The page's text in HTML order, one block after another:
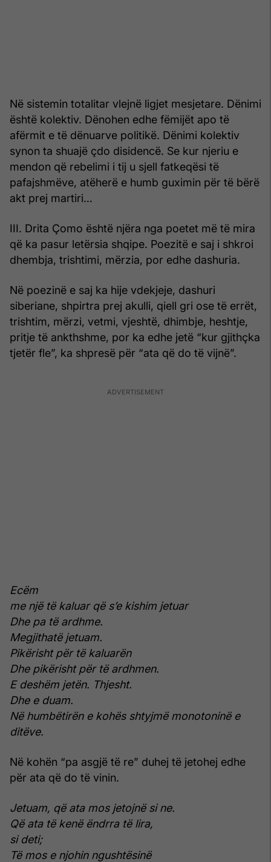
Në sistemin totalitar vlejnë ligjet mesjetare. Dënimi
është kolektiv. Dënohen edhe fëmijët apo të
afërmit e të dënuarve politikë. Dënimi kolektiv
synon ta shuajë çdo disidencë. Se kur njeriu e
mendon që rebelimi i tij u sjell fatkeqësi të
pafajshmëve, atëherë e humb guximin për të bërë
akt prej martiri…
III. Drita Çomo është njëra nga poetet më të mira
që ka pasur letërsia shqipe. Poezitë e saj i shkroi
dhembja, trishtimi, mërzia, por edhe dashuria.
Në poezinë e saj ka hije vdekjeje, dashuri
siberiane, shpirtra prej akulli, qiell gri ose të errët,
trishtim, mërzi, vetmi, vjeshtë, dhimbje, heshtje,
pritje të ankthshme, por ka edhe jetë “kur gjithçka
tjetër fle”, ka shpresë për “ata që do të vijnë”.
Ecëm
me një të kaluar që s’e kishim jetuar
Dhe pa të ardhme.
Megjithatë jetuam.
Pikërisht për të kaluarën
Dhe pikërisht për të ardhmen.
E deshëm jetën. Thjesht.
Dhe e duam.
Në humbëtirën e kohës shtyjmë monotoninë e
ditëve.
Në kohën “pa asgjë të re” duhej të jetohej edhe
për ata që do të vinin.
Jetuam, që ata mos jetojnë si ne.
Që ata të kenë ëndrra të lira,
si deti;
Të mos e njohin ngushtësinë